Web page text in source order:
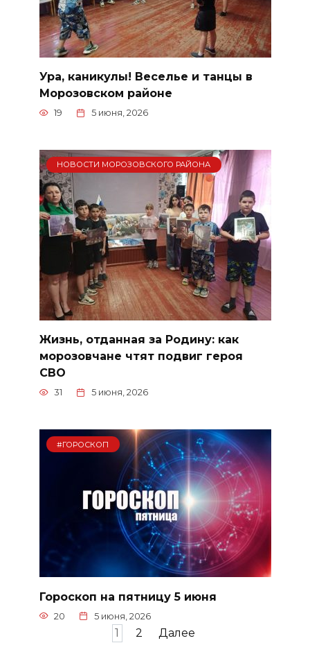
Ура, каникулы! Веселье и танцы в
Морозовском районе
19 5 июня, 2026
НОВОСТИ МОРОЗОВСКОГО РАЙОНА
Жизнь, отданная за Родину: как
морозовчане чтят подвиг героя
СВО
31 5 июня, 2026
#ГОРОСКОП
Гороскоп на пятницу 5 июня
20 5 июня, 2026
1 2 Далее